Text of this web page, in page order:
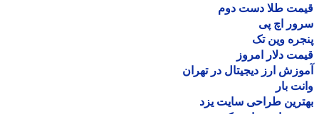
طلا دست دوم
اچ پی
وین تک
دلار امروز
ارز دیجیتال در تهران
بار
طراحی سایت یزد